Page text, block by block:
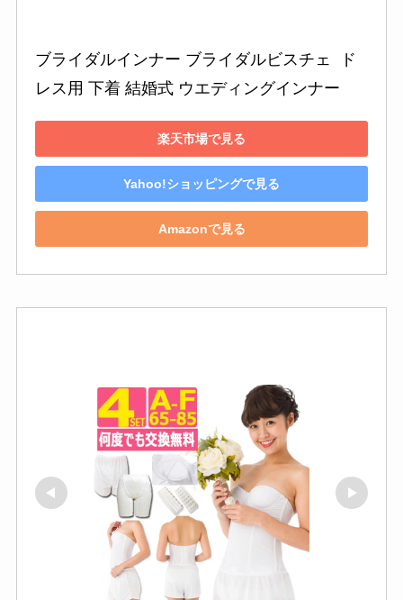
ブライダルインナー ブライダルビスチェ  ド
レス用 下着 結婚式 ウエディングインナー
楽天市場で見る
Yahoo!ショッピングで見る
Amazonで見る